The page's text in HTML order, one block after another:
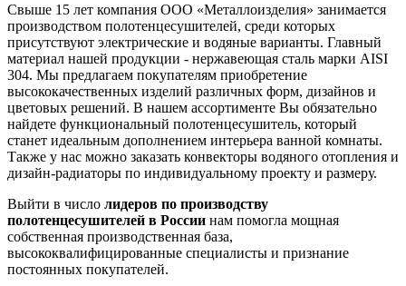
Свыше 15 лет компания ООО «Металлоизделия» занимается
производством полотенцесушителей, среди которых
присутствуют электрические и водяные варианты. Главный
материал нашей продукции - нержавеющая сталь марки AISI
304. Мы предлагаем покупателям приобретение
высококачественных изделий различных форм, дизайнов и
цветовых решений. В нашем ассортименте Вы обязательно
найдете функциональный полотенцесушитель, который
станет идеальным дополнением интерьера ванной комнаты.
Также у нас можно заказать конвекторы водяного отопления и
дизайн-радиаторы по индивидуальному проекту и размеру.
Выйти в число лидеров по производству
полотенцесушителей в России нам помогла мощная
собственная производственная база,
высококвалифицированные специалисты и признание
постоянных покупателей.